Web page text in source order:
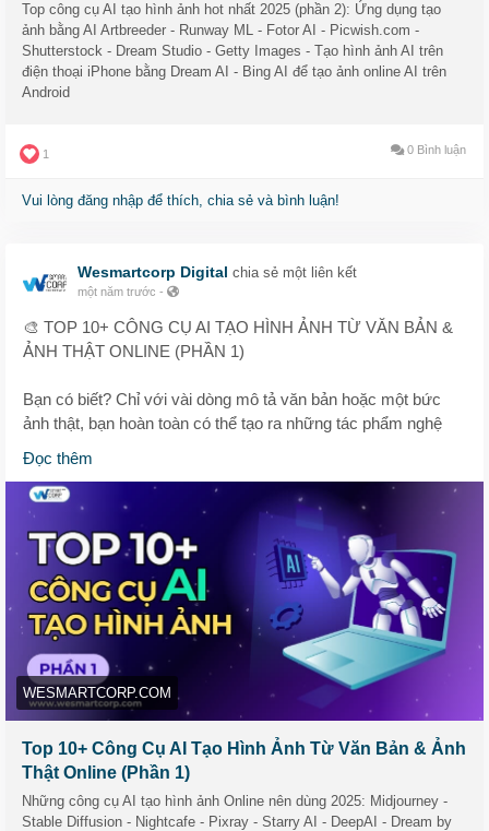
👉 Xem chi tiết từng công cụ tại đây:
🔗https://wesmartcorp.com/ai-tri-tue-nhan-tao/cong-cu-ai-tao-
hinh-anh-tot-nhat-phan-2/
#taohinhanhtudulieu
#taisinhnoidung
Top công cụ AI tạo hình ảnh hot nhất 2025 (phần 2): Ứng dụng tạo
ảnh bằng AI Artbreeder - Runway ML - Fotor AI - Picwish.com -
Shutterstock - Dream Studio - Getty Images - Tạo hình ảnh AI trên
điện thoại iPhone bằng Dream AI - Bing AI để tạo ảnh online AI trên
Android
1 0 Bình luận
Vui lòng đăng nhập để thích, chia sẻ và bình luận!
Wesmartcorp Digital chia sẻ một liên kết
một năm trước -
🎨 TOP 10+ CÔNG CỤ AI TẠO HÌNH ẢNH TỪ VĂN BẢN &
ẢNH THẬT ONLINE (PHẦN 1)
Bạn có biết? Chỉ với vài dòng mô tả văn bản hoặc một bức
ảnh thật, bạn hoàn toàn có thể tạo ra những tác phẩm nghệ
🔥 WeSmartCorp giới thiệu đến bạn 10+ công cụ AI tạo hình
ảnh hot nhất hiện nay – từ Midjourney, Stable Diffusion đến
Canva, DALL·E 2...
Dù bạn là designer, content creator hay marketer, các công cụ
này sẽ giúp bạn tiết kiệm thời gian, bùng nổ ý tưởng và nâng
cấp chất lượng hình ảnh chỉ trong tích tắc!
💡 Có cả công cụ miễn phí & trả phí, phù hợp cho cả người
mới bắt đầu và dân chuyên nghiệp:
✅ Biến văn bản thành tranh nghệ thuật
✅ Hỗ trợ AI tạo logo, minh họa, thuyết trình...
👉 Đọc ngay bài viết chi tiết để khám phá từng công cụ:
Đọc thêm
WESMARTCORP.COM
Top 10+ Công Cụ AI Tạo Hình Ảnh Từ Văn Bản & Ảnh
Thật Online (Phần 1)
Những công cụ AI tạo hình ảnh Online nên dùng 2025: Midjourney -
Stable Diffusion - Nightcafe - Pixray - Starry AI - DeepAI - Dream by